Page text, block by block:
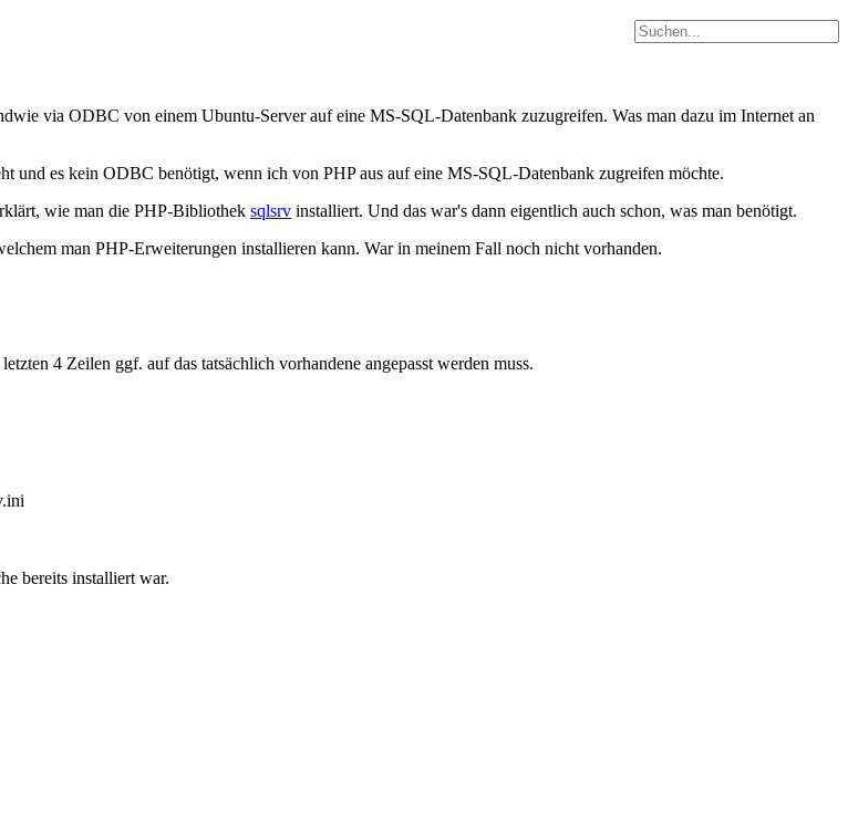
via ODBC von einem Ubuntu-Server auf eine MS-SQL-Datenbank zuzugreifen. Was man dazu im Internet an
und es kein ODBC benötigt, wenn ich von PHP aus auf eine MS-SQL-Datenbank zugreifen möchte.
wie man die PHP-Bibliothek sqlsrv installiert. Und das war's dann eigentlich auch schon, was man benötigt.
man PHP-Erweiterungen installieren kann. War in meinem Fall noch nicht vorhanden.
4 Zeilen ggf. auf das tatsächlich vorhandene angepasst werden muss.
bereits installiert war.